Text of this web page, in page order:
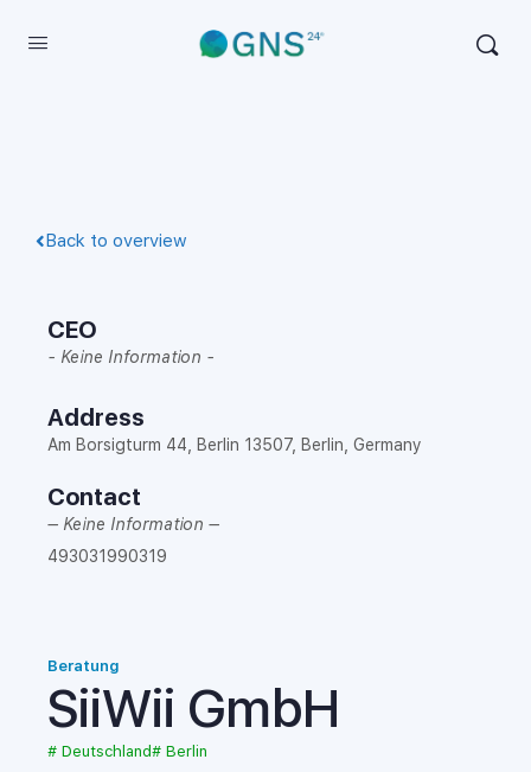
Back to overview
CEO
- Keine Information -
Address
Am Borsigturm 44, Berlin 13507, Berlin, Germany
Contact
– Keine Information –
493031990319
Beratung
SiiWii GmbH
# Deutschland# Berlin